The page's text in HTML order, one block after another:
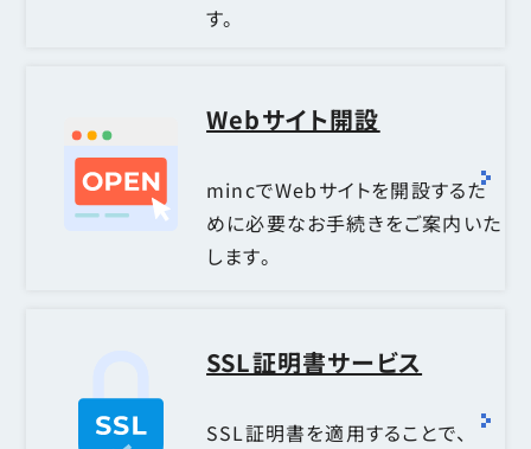
す。
Webサイト開設
mincでWebサイトを開設するた
めに必要なお手続きをご案内いた
します。
SSL証明書サービス
SSL証明書を適用することで、